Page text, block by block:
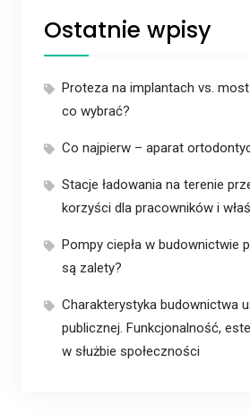
Ostatnie wpisy
Proteza na implantach vs.
co wybrać?
Co najpierw – aparat
Stacje ładowania na terenie
korzyści dla pracowników i
Pompy ciepła w budownictwie
są zalety?
Charakterystyka budownictwa
publicznej. Funkcjonalność,
w służbie społeczności